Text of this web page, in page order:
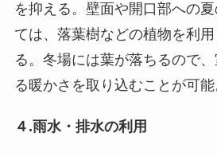
を抑える。壁面や開口部への
ては、落葉樹などの植物を利
る。冬場には葉が落ちるので
る暖かさを取り込むことが可能
４.雨水・排水の利用